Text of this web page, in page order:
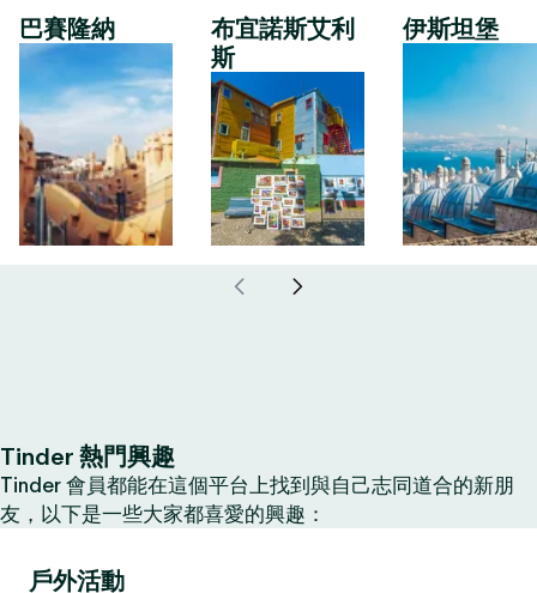
巴賽隆納
布宜諾斯艾利
斯
伊斯坦堡
Tinder 熱門興趣
Tinder 會員都能在這個平台上找到與自己志同道合的新朋
友，以下是一些大家都喜愛的興趣：
戶外活動